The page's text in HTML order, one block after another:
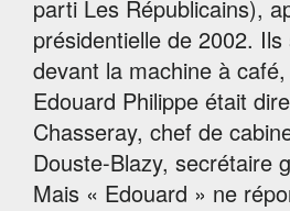
parti Les Républicains),
présidentielle de 2002.
devant la machine à
Edouard Philippe était
Chasseray, chef de
Douste-Blazy, secrétaire
Mais « Edouard » ne